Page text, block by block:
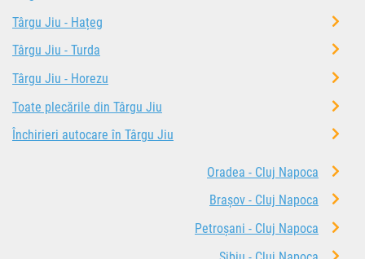
Târgu Jiu - Hațeg
Târgu Jiu - Turda
Târgu Jiu - Horezu
Toate plecările din Târgu Jiu
Închirieri autocare în Târgu Jiu
Oradea - Cluj Napoca
Brașov - Cluj Napoca
Petroșani - Cluj Napoca